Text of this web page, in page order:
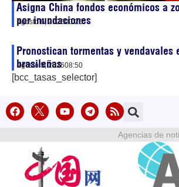
Asigna China fondos económicos a
por inundaciones
agosto 6, 202600:26
Pronostican tormentas y vendavales
brasileñas
agosto 5, 202608:50
[bcc_tasas_selector]
Agencias de